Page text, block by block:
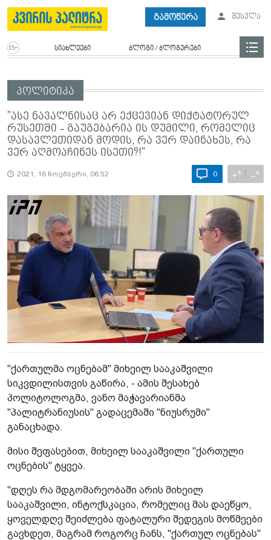
გამოწერა შესვლა
სიახლეები ბლოგი / ბლოგერები
პოლიტიკა
"ასე ნავალნისაც არ ექცევიან დიქტატორულ
რუსეთში - გაუგებარია ის დუმილი, რომელიც
დასავლეთიდან მოდის, რა ვერ დაინახეს, რა
ვერ აღმოაჩინეს ისეთი?!"
2021, 16 ნოემბერი, 08:52 0 +A −A
"ქართულმა ოცნებამ" მიხეილ სააკაშვილი
სიკვდილისთვის გაწირა, - ამის შესახებ
პოლიტოლოგმა, ვანო მაჭავარიანმა
"პალიტრანიუსის" გადაცემაში "ნიუსრუმი"
განაცხადა.
მისი შეფასებით, მიხეილ სააკაშვილი "ქართული
ოცნების" ტყვეა.
"დღეს რა მდგომარეობაში არის მიხეილ
სააკაშვილი, ინტოქსკაცია, რომელიც მას დაეწყო,
ყოველდღე შეიძლება ფატალური შედეგის მოწმეები
გავხდეთ, მაგრამ როგორც ჩანს, "ქართულ ოცნებას"